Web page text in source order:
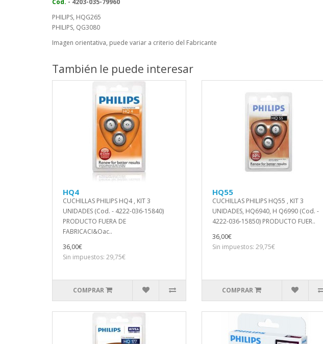
Cod. - 4203-035-79960
PHILIPS, HQG265
PHILIPS, QG3080
Imagen orientativa, puede variar a criterio del Fabricante
También le puede interesar
HQ4
CUCHILLAS PHILIPS HQ4 , KIT 3
UNIDADES (Cod. - 4222-036-15840)
PRODUCTO FUERA DE
FABRICACI&Oac..
36,00€
Sin impuestos: 29,75€
COMPRAR
HQ55
CUCHILLAS PHILIPS HQ55 , KIT 3
UNIDADES, HQ6940, H Q6990 (Cod. -
4222-036-15850) PRODUCTO FUER..
36,00€
Sin impuestos: 29,75€
COMPRAR